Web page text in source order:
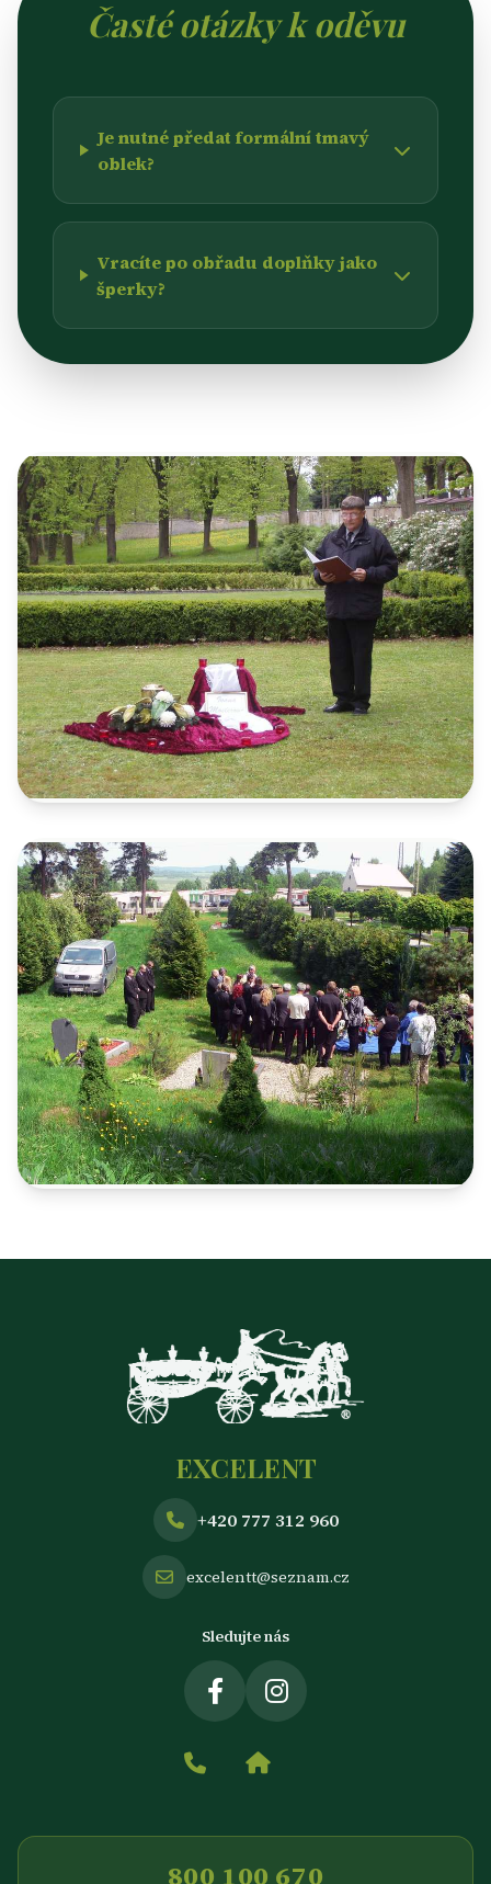
Časté otázky k oděvu
Je nutné předat formální tmavý
oblek?
Vracíte po obřadu doplňky jako
šperky?
Důstojné rozloučení
EXCELENT
+420 777 312 960
excelentt@seznam.cz
Sledujte nás
800 100 670